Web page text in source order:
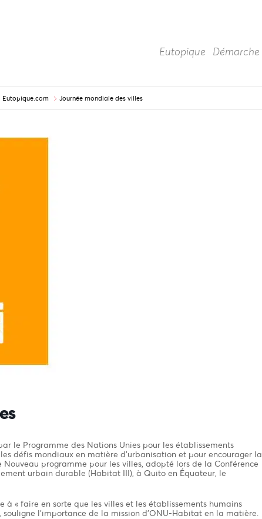
Eutopique Démarche
Eutopique.com Journée mondiale des villes
le Programme des Nations Unies pour les établissements
défis mondiaux en matière d’urbanisation et pour encourager la
programme pour les villes, adopté lors de la Conférence
urbain durable (Habitat III), à Quito en Équateur, le
à « faire en sorte que les villes et les établissements humains
souligne l’importance de la mission d’ONU-Habitat en la matière.